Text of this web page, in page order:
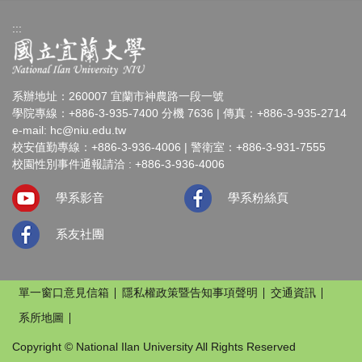
:::
系辦地址：260007 宜蘭市神農路一段一號
學院專線：+886-3-935-7400 分機 7636 | 傳真：+886-3-935-2714
e-mail: hc@niu.edu.tw
校安值勤專線：+886-3-936-4006 | 警衛室：+886-3-931-7555
校園性別事件通報請洽 : +886-3-936-4006
學系影音 學系粉絲頁
系友社團
單一窗口意見信箱 隱私權政策暨告知事項聲明
交通資訊
系所地圖
Copyright © National Ilan University All Rights Reserved